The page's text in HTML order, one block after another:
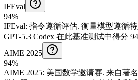
IFEval
94%
IFEval: 指令遵循评估. 衡量模型遵循特
GPT-5.3 Codex 在此基准测试中得分
AIME 2025
94%
AIME 2025: 美国数学邀请赛. 来自著